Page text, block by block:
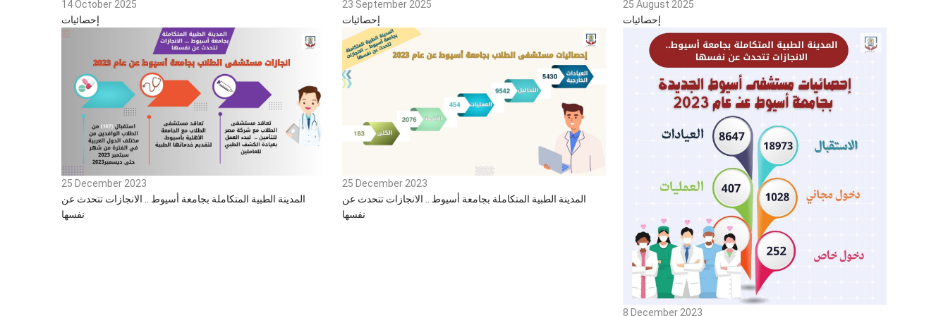
14 October 2025
إحصائيات
23 September 2025
إحصائيات
25 August 2025
إحصائيات
25 December 2023
المدينة الطبية المتكاملة بجامعة أسيوط .. الانجازات تتحدث عن
نفسها
25 December 2023
المدينة الطبية المتكاملة بجامعة أسيوط .. الانجازات تتحدث عن
نفسها
8 December 2023